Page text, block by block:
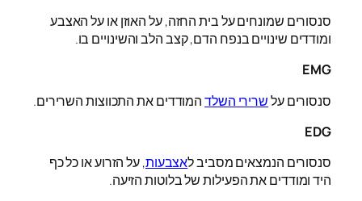
סנסורים שמונחים על בית החזה, על האוזן או על האצבע
ומודדים שינויים בנפח הדם, קצב הלב והשינויים בו.
EMG
סנסורים עלשרירי השלדהמודדים את התכווצות השרירים.
EDG
סנסורים הנמצאים מסביב לאצבעות, על הזרוע או כל כף
היד ומודדים את הפעילות של בלוטות הזיעה.